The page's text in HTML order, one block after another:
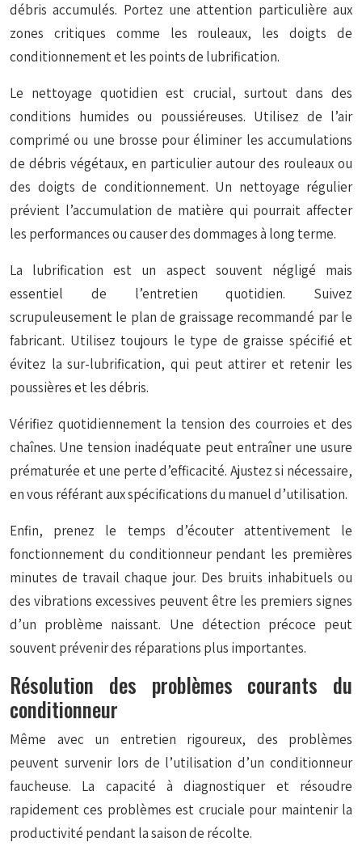
débris accumulés. Portez une attention particulière aux
zones critiques comme les rouleaux, les doigts de
conditionnement et les points de lubrification.
Le nettoyage quotidien est crucial, surtout dans des
conditions humides ou poussiéreuses. Utilisez de l’air
comprimé ou une brosse pour éliminer les accumulations
de débris végétaux, en particulier autour des rouleaux ou
des doigts de conditionnement. Un nettoyage régulier
prévient l’accumulation de matière qui pourrait affecter
les performances ou causer des dommages à long terme.
La lubrification est un aspect souvent négligé mais
essentiel de l’entretien quotidien. Suivez
scrupuleusement le plan de graissage recommandé par le
fabricant. Utilisez toujours le type de graisse spécifié et
évitez la sur-lubrification, qui peut attirer et retenir les
poussières et les débris.
Vérifiez quotidiennement la tension des courroies et des
chaînes. Une tension inadéquate peut entraîner une usure
prématurée et une perte d’efficacité. Ajustez si nécessaire,
en vous référant aux spécifications du manuel d’utilisation.
Enfin, prenez le temps d’écouter attentivement le
fonctionnement du conditionneur pendant les premières
minutes de travail chaque jour. Des bruits inhabituels ou
des vibrations excessives peuvent être les premiers signes
d’un problème naissant. Une détection précoce peut
souvent prévenir des réparations plus importantes.
Résolution des problèmes courants du
conditionneur
Même avec un entretien rigoureux, des problèmes
peuvent survenir lors de l’utilisation d’un conditionneur
faucheuse. La capacité à diagnostiquer et résoudre
rapidement ces problèmes est cruciale pour maintenir la
productivité pendant la saison de récolte.